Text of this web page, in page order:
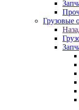
Грузовые